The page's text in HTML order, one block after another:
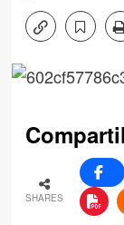
SHARES